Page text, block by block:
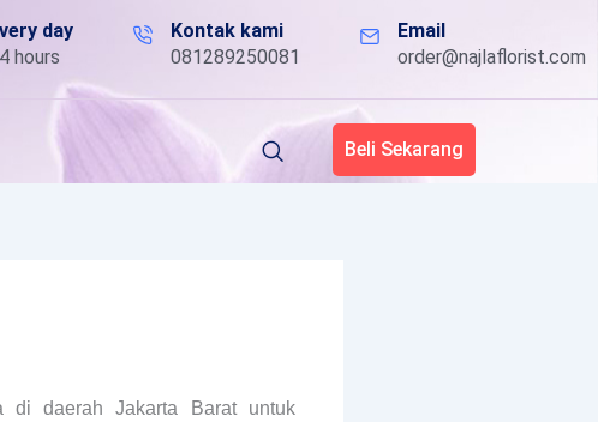
day
hours
Kontak kami
081289250081
Email
order@najlaflorist.com
Beli Sekarang
di daerah Jakarta Barat untuk